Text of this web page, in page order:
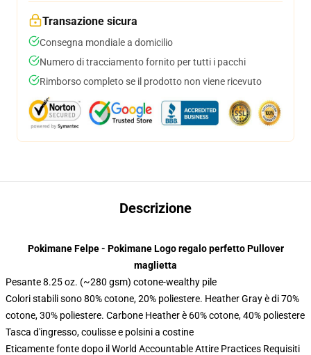
Transazione sicura
Consegna mondiale a domicilio
Numero di tracciamento fornito per tutti i pacchi
Rimborso completo se il prodotto non viene ricevuto
Descrizione
Pokimane Felpe - Pokimane Logo regalo perfetto Pullover
maglietta
Pesante 8.25 oz. (~280 gsm) cotone-wealthy pile
Colori stabili sono 80% cotone, 20% poliestere. Heather Gray è di 70%
cotone, 30% poliestere. Carbone Heather è 60% cotone, 40% poliestere
Tasca d'ingresso, coulisse e polsini a costine
Eticamente fonte dopo il World Accountable Attire Practices Requisiti